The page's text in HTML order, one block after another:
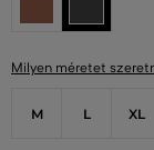
Milyen méretet
M L XL